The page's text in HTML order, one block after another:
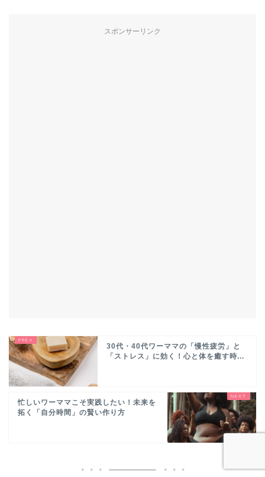
スポンサーリンク
30代・40代ワーママの「慢性疲労」と
「ストレス」に効く！心と体を癒す時...
忙しいワーママこそ実践したい！未来を
拓く「自分時間」の賢い作り方